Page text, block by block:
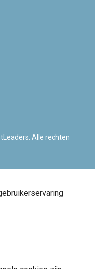
Alle rechten